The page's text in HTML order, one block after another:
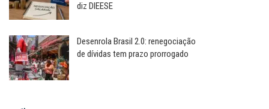
diz DIEESE
Desenrola Brasil 2.0: renegociação
de dívidas tem prazo prorrogado